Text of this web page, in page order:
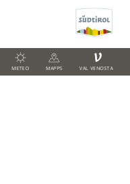
METEO MAPPS
V
VAL VENOSTA